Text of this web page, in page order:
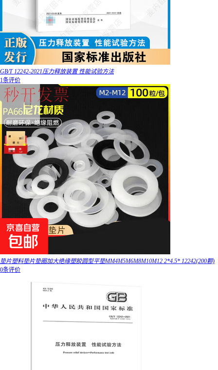
GB/T 12242-2021压力释放装置 性能试验方法
1条评价
垫片塑料垫片垫圈加大绝缘塑胶圆型平垫MM4M5M6M8M10M12 2*4.5* 12242(200颗)
0条评价